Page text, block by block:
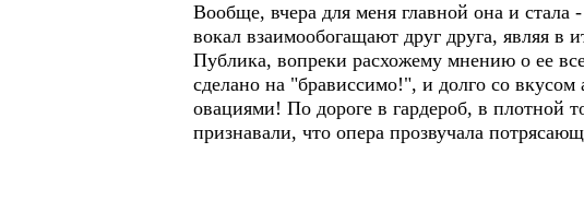
Вообще, вчера для меня главной она и
вокал взаимообогащают друг друга, являя
Публика, вопреки расхожему мнению о ее
сделано на "брависсимо!", и долго со
овациями! По дороге в гардероб, в
признавали, что опера прозвучала